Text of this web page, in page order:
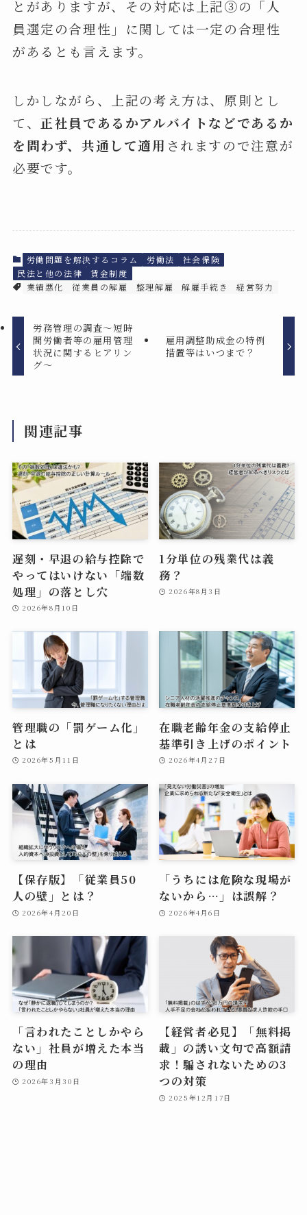
とがありますが、その対応は上記③の「人
員選定の合理性」に関しては一定の合理性
があるとも言えます。
しかしながら、上記の考え方は、原則とし
て、 正社員であるかアルバイトなどであるか
を問わず、共通して適用 されますので注意が
必要です。
労働問題を解決するコラム 労働法
社会保険
民法と他の法律
賃金制度
業績悪化
従業員の解雇 整理解雇 解雇手続き 経営努力
労務管理の調査〜短時
間労働者等の雇用管理
状況に関するヒアリン
グ〜
雇用調整助成金の特例
措置等はいつまで？
関連記事
遅刻・早退の給与控除で
やってはいけない「端数
処理」の落とし穴
2026年8月10日
1分単位の残業代は義
務？
2026年8月3日
管理職の「罰ゲーム化」
とは
2026年5月11日
在職老齢年金の支給停止
基準引き上げのポイント
2026年4月27日
【保存版】「従業員50
人の壁」とは？
2026年4月20日
「うちには危険な現場が
ないから…」は誤解？
2026年4月6日
「言われたことしかやら
ない」社員が増えた本当
の理由
2026年3月30日
【経営者必見】「無料掲
載」の誘い文句で高額請
求！騙されないための3
つの対策
2025年12月17日